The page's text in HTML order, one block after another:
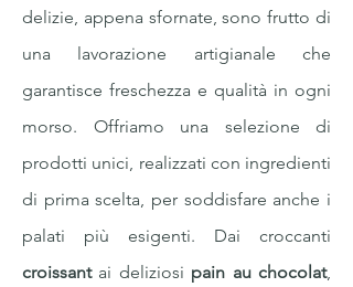
delizie, appena sfornate, sono frutto di
una lavorazione artigianale che
garantisce freschezza e qualità in ogni
morso. Offriamo una selezione di
prodotti unici, realizzati con ingredienti
di prima scelta, per soddisfare anche i
palati più esigenti. Dai croccanti
croissant ai deliziosi pain au chocolat,